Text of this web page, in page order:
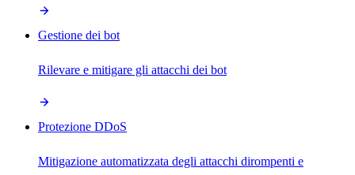
Gestione dei bot
Rilevare e mitigare gli attacchi dei bot
Protezione DDoS
Mitigazione automatizzata degli attacchi dirompenti e